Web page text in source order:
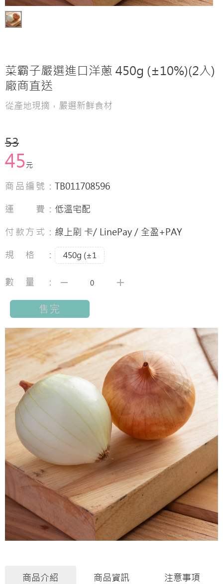
菜霸子嚴選進口洋蔥 450g (±10%)(2入)
廠商直送
從產地現摘，嚴選新鮮食材
53
45元
商品編號： TB011708596
運 費： 低溫宅配
付款方式： 線上刷 卡/ LinePay / 全盈+PAY
規格：
450g (±1
數量：
售完
商品介紹 商品資訊 注意事項